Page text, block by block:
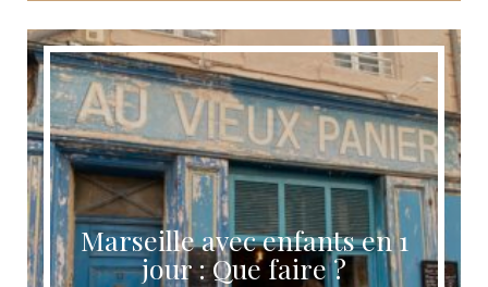
Marseille avec enfants en 1
jour : Que faire ?